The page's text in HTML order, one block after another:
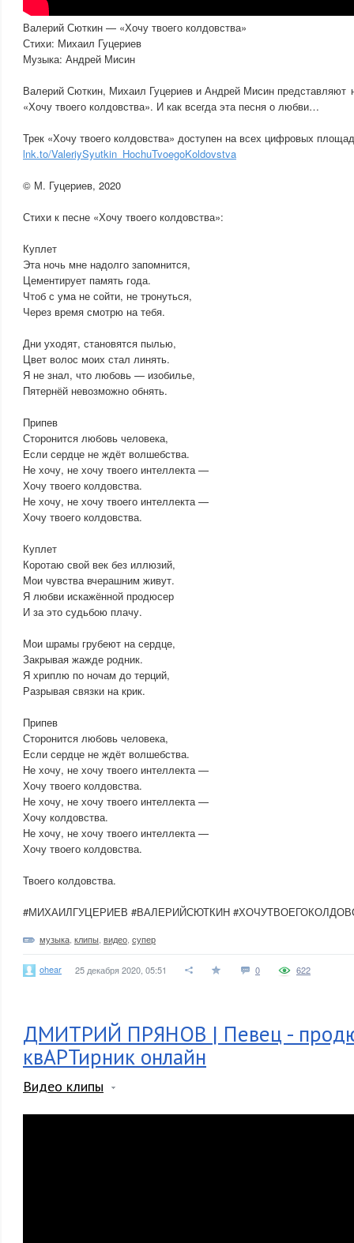
Валерий Сюткин — «Хочу твоего колдовства»
Стихи: Михаил Гуцериев
Музыка: Андрей Мисин
Валерий Сюткин, Михаил Гуцериев и Андрей Мисин представляют
«Хочу твоего колдовства». И как всегда эта песня о любви…
Трек «Хочу твоего колдовства» доступен на всех цифровых
lnk.to/ValeriySyutkin_HochuTvoegoKoldovstva
©️ М. Гуцериев, 2020
Стихи к песне «Хочу твоего колдовства»:
Куплет
Эта ночь мне надолго запомнится,
Цементирует память года.
Чтоб с ума не сойти, не тронуться,
Через время смотрю на тебя.
Дни уходят, становятся пылью,
Цвет волос моих стал линять.
Я не знал, что любовь — изобилье,
Пятернёй невозможно обнять.
Припев
Сторонится любовь человека,
Если сердце не ждёт волшебства.
Не хочу, не хочу твоего интеллекта —
Хочу твоего колдовства.
Не хочу, не хочу твоего интеллекта —
Хочу твоего колдовства.
Куплет
Коротаю свой век без иллюзий,
Мои чувства вчерашним живут.
Я любви искажённой продюсер
И за это судьбою плачу.
Мои шрамы грубеют на сердце,
Закрывая жажде родник.
Я хриплю по ночам до терций,
Разрывая связки на крик.
Припев
Сторонится любовь человека,
Если сердце не ждёт волшебства.
Не хочу, не хочу твоего интеллекта —
Хочу твоего колдовства.
Не хочу, не хочу твоего интеллекта —
Хочу колдовства.
Не хочу, не хочу твоего интеллекта —
Хочу твоего колдовства.
Твоего колдовства.
#МИХАИЛГУЦЕРИЕВ #ВАЛЕРИЙСЮТКИН
музыка клипы видео супер
ohear 25 декабря 2020, 05:51 0 622
ДМИТРИЙ ПРЯНОВ | Певец -
квАРТирник онлайн
Видео клипы